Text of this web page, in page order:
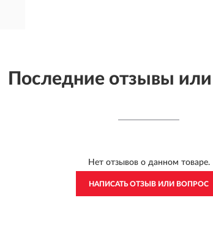
Последние отзывы
Нет отзывов о данном товаре.
НАПИСАТЬ ОТЗЫВ ИЛИ ВОПРОС